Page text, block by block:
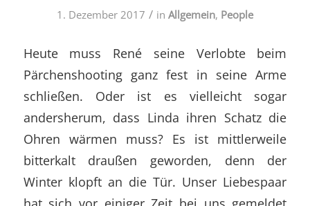
1. Dezember 2017 / in Allgemein, People
Heute muss René seine Verlobte beim
Pärchenshooting ganz fest in seine Arme
schließen. Oder ist es vielleicht sogar
andersherum, dass Linda ihren Schatz die
Ohren wärmen muss? Es ist mittlerweile
bitterkalt draußen geworden, denn der
Winter klopft an die Tür. Unser Liebespaar